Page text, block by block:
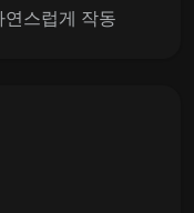
스럽게 작동